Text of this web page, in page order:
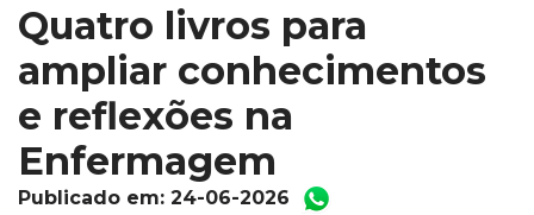
Quatro livros para
ampliar conhecimentos
e reflexões na
Enfermagem
Publicado em: 24-06-2026